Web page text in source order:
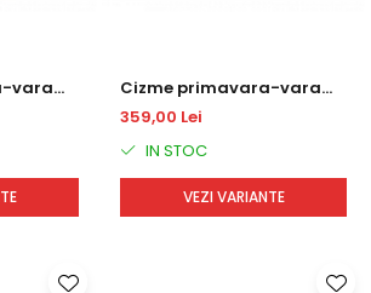
vara
Cizme primavara-vara
DM1722
359,00 Lei
IN STOC
VEZI VARIANTE